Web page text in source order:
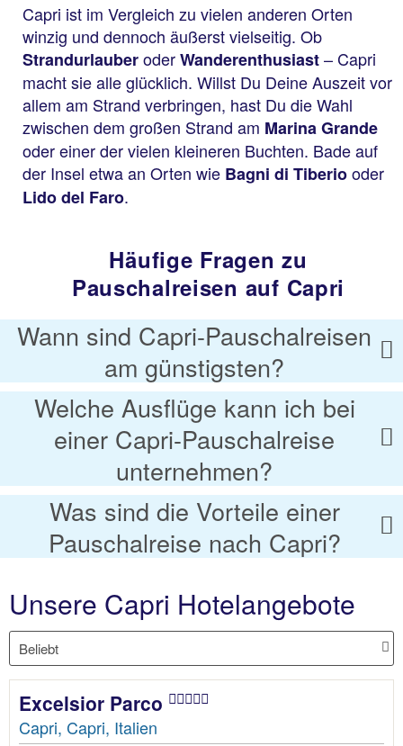
Capri ist im Vergleich zu vielen anderen Orten
winzig und dennoch äußerst vielseitig. Ob
StrandurlauberoderWanderenthusiast– Capri
macht sie alle glücklich. Willst Du Deine Auszeit vor
allem am Strand verbringen, hast Du die Wahl
zwischen dem großen Strand am Marina Grande
oder einer der vielen kleineren Buchten. Bade auf
der Insel etwa an Orten wie Bagni di Tiberiooder
Lido del Faro.
Häufige Fragen zu
Pauschalreisen auf Capri
Wann sind Capri-Pauschalreisen
am günstigsten?
Welche Ausflüge kann ich bei
einer Capri-Pauschalreise
unternehmen?
Was sind die Vorteile einer
Pauschalreise nach Capri?
Unsere Capri Hotelangebote
Excelsior Parco
Capri, Capri, Italien